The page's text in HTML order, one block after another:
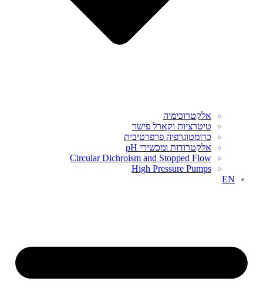
אלקטרוכימיה
טיטרציות וקארל פישר
כרומטוגרפיה פרפרטיבית
אלקטרודות ומכשירי pH
Circular Dichroism and Stopped Flow
High Pressure Pumps
EN